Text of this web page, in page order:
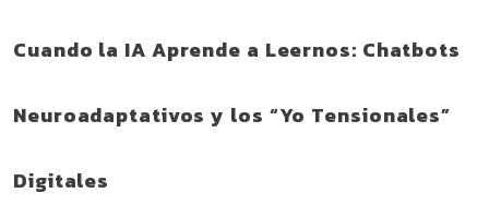
Cuando la IA Aprende a Leernos: Chatbots
Neuroadaptativos y los “Yo Tensionales”
Digitales